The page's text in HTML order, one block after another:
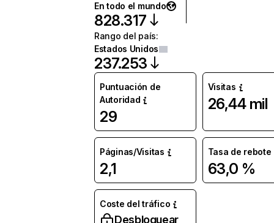
En todo el mundo
828.317
Rango del país:
Estados Unidos
237.253
Puntuación de
Autoridad
29
Visitas
26,44 mil
Páginas/Visitas
2,1
Tasa de rebote
63,0 %
Coste del tráfico
Desbloquear